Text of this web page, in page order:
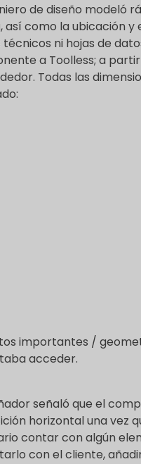
de diseño modeló
así como la ubicación
técnicos ni hojas de
a Toolless; a
Todas las
importantes /
acceder.
señaló que el
horizontal una vez
contar con algún
con el cliente,